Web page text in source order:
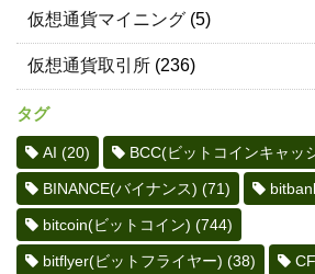
仮想通貨マイニング (5)
仮想通貨取引所 (236)
タグ
AI (20) BCC(ビットコインキャッ
BINANCE(バイナンス) (71)
bitcoin(ビットコイン) (744)
bitflyer(ビットフライヤー) (38)